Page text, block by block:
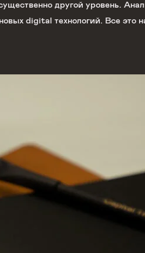
другой уровень.
digital технологий. Все